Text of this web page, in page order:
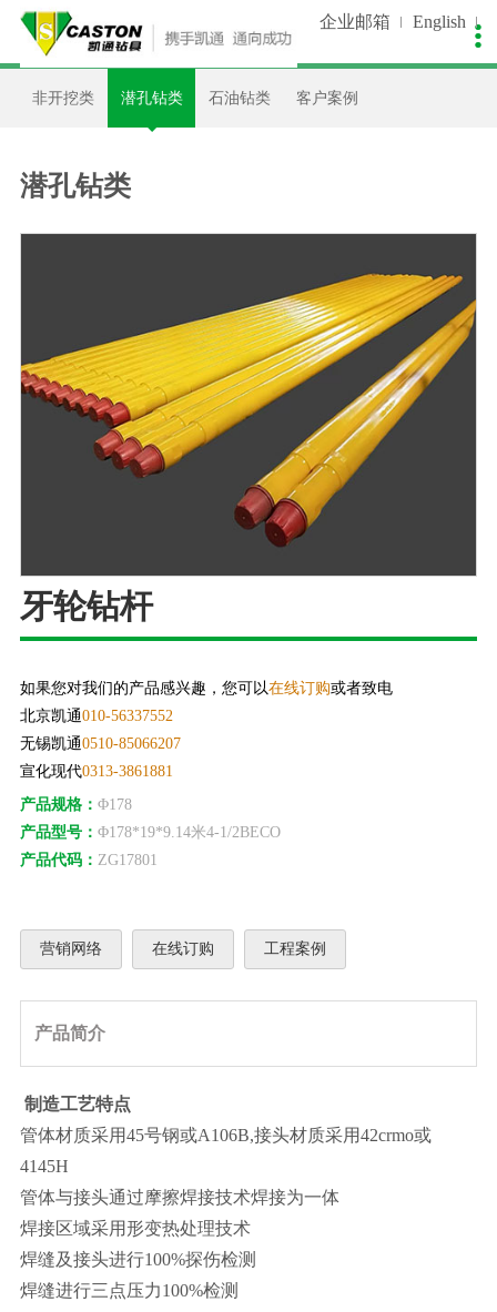

English
企业邮箱
关于我们
公司简介
品牌专利
新闻中心
公司新闻
生产控制
生产装备
产品中心
非开挖类
销售服务
在线留言
资讯天下
人才招聘
人才理念
非开挖类 潜孔钻类 石油钻类 客户案例
潜孔钻类
牙轮钻杆
如果您对我们的产品感兴趣，您可以在线订购或者致电
北京凯通010-56337552
无锡凯通0510-85066207
宣化现代0313-3861881
产品规格： Φ178
产品型号： Φ178*19*9.14米4-1/2BECO
产品代码： ZG17801
营销网络 在线订购 工程案例
产品简介
制造工艺特点
管体材质采用45号钢或A106B,接头材质采用42crmo或
4145H
管体与接头通过摩擦焊接技术焊接为一体
焊接区域采用形变热处理技术
焊缝及接头进行100%探伤检测
焊缝进行三点压力100%检测